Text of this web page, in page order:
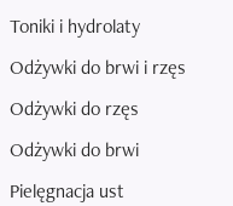
Toniki i hydrolaty
Odżywki do brwi i rzęs
Odżywki do rzęs
Odżywki do brwi
Pielęgnacja ust